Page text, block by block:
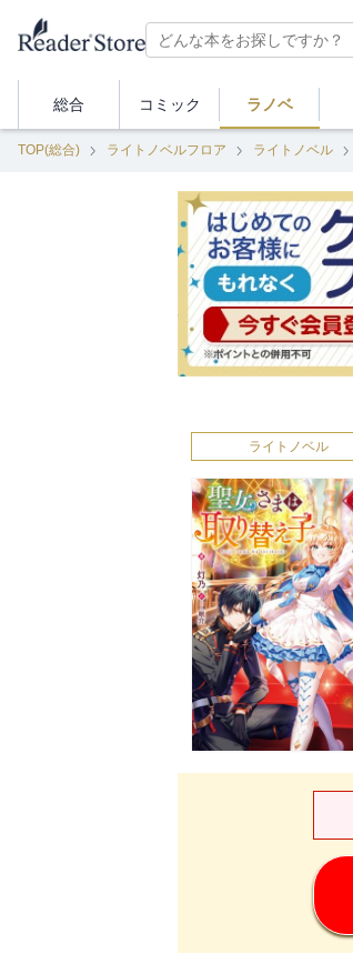
総合 コミック ラノベ
TOP(総合) ライトノベルフロア ライトノベル
ライトノベル